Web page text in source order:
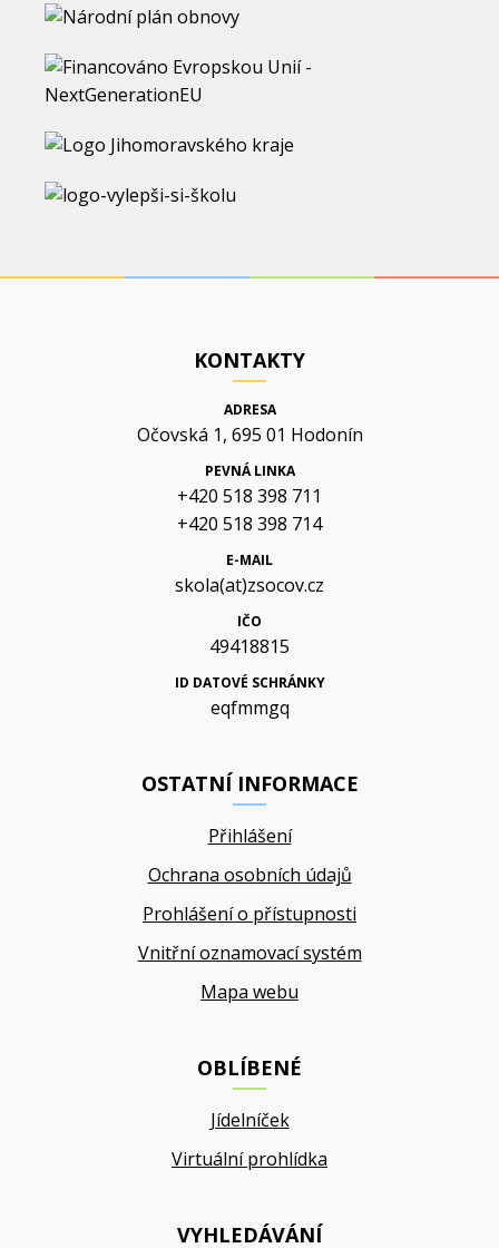
KONTAKTY
ADRESA
Očovská 1, 695 01 Hodonín
PEVNÁ LINKA
+420 518 398 711
+420 518 398 714
E-MAIL
skola(at)zsocov.cz
IČO
49418815
ID DATOVÉ SCHRÁNKY
eqfmmgq
OSTATNÍ INFORMACE
Přihlášení
Ochrana osobních údajů
Prohlášení o přístupnosti
Vnitřní oznamovací systém
Mapa webu
OBLÍBENÉ
Jídelníček
Virtuální prohlídka
VYHLEDÁVÁNÍ